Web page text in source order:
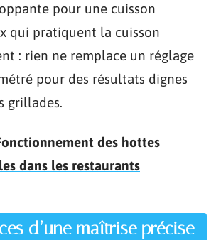
pour une cuisson
qui pratiquent la cuisson
: rien ne remplace un réglage
pour des résultats dignes
grillades.
des hottes
dans les restaurants
d’une maîtrise précise